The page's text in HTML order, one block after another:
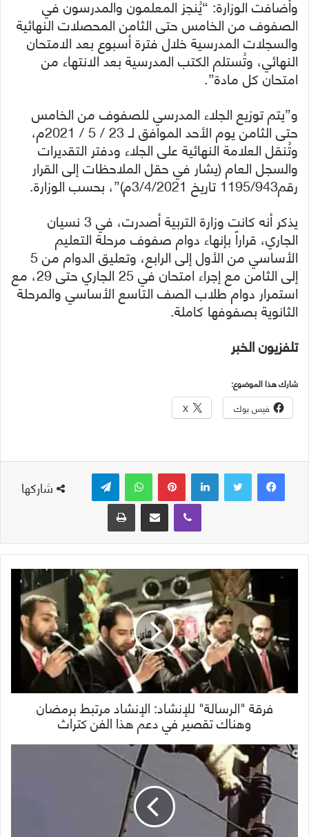
وأضافت الوزارة: “يُنجز المعلمون والمدرسون في
الصفوف من الخامس حتى الثامن المحصلات النهائية
والسجلات المدرسية خلال فترة أسبوع بعد الامتحان
النهائي، وتُستلم الكتب المدرسية بعد الانتهاء من
امتحان كل مادة”.
و”يتم توزيع الجلاء المدرسي للصفوف من الخامس
حتى الثامن يوم الأحد الموافق لـ 23 / 5 / 2021م،
وتُنقل العلامة النهائية على الجلاء ودفتر التقديرات
والسجل العام (يشار في حقل الملاحظات إلى القرار
رقم1195/943 تاريخ 3/4/2021م)”، بحسب الوزارة.
يذكر أنه كانت وزارة التربية أصدرت، في 3 نسيان
الجاري، قراراً بإنهاء دوام صفوف مرحلة التعليم
الأساسي من الأول إلى الرابع، وتعليق الدوام من 5
إلى الثامن مع إجراء امتحان في 25 الجاري حتى 29، مع
استمرار دوام طلاب الصف التاسع الأساسي والمرحلة
الثانوية بصفوفها كاملة.
تلفزيون الخبر
شارك هذا الموضوع:
فيس بوك X
شاركها
لينكدإن بينتيريست واتساب
ڤايبر
مشاركة عبر البريد طباعة
فرقة "الرسالة" للإنشاد: الإنشاد مرتبط برمضان
وهناك تقصير في دعم هذا الفن كتراث